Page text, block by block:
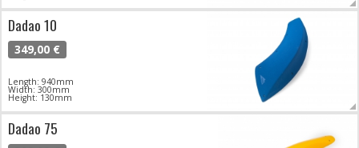
Dadao 10
349,00 €
Length: 940mm
Width: 300mm
Height: 130mm
Dadao 75